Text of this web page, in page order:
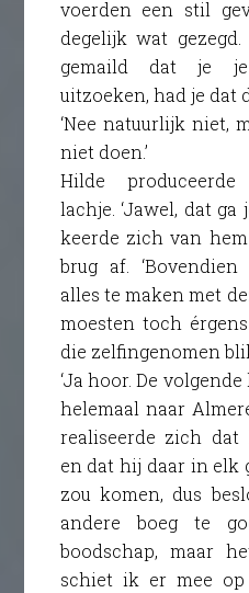
voerden een stil
degelijk wat
gemaild dat je je
uitzoeken, had je dat
‘Nee natuurlijk niet,
niet doen.’
Hilde
lachje. ‘Jawel, dat ga
keerde zich van
brug af.
alles te maken met
moesten toch
die zelfingenomen
‘Ja hoor. De
helemaal naar
realiseerde zich
en dat hij daar in elk
zou komen, dus
andere boeg te
boodschap, maar
schiet ik er mee